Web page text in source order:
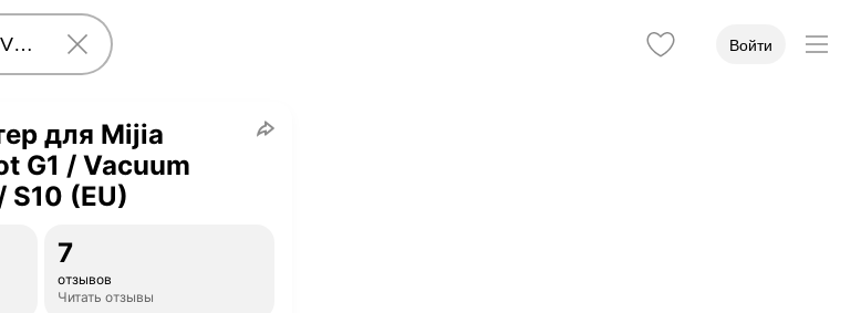
Войти
для Mijia
G1 / Vacuum
S10 (EU)
7
отзывов
Читать отзывы